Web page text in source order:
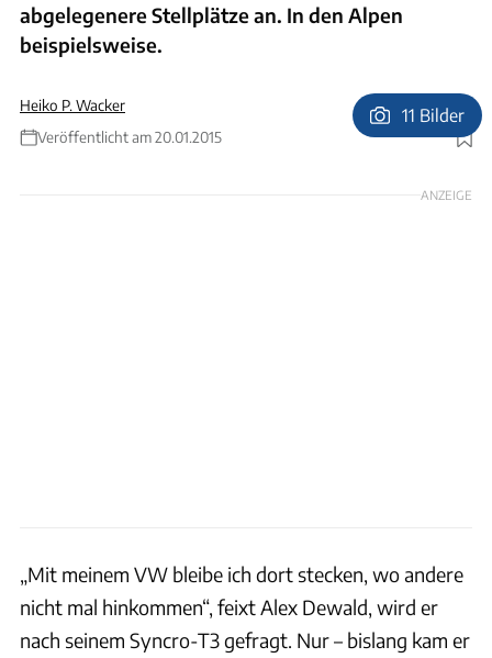
abgelegenere Stellplätze an. In den Alpen
beispielsweise.
Heiko P. Wacker
Veröffentlicht am 20.01.2015
Foto: Dewald
11 Bilder
ANZEIGE
„Mit meinem VW bleibe ich dort stecken, wo andere
nicht mal hinkommen“, feixt Alex Dewald, wird er
nach seinem Syncro-T3 gefragt. Nur – bislang kam er